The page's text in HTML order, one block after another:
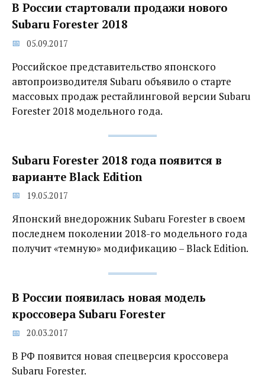
В России стартовали продажи нового
Subaru Forester 2018
05.09.2017
Российское представительство японского
автопроизводителя Subaru объявило о старте
массовых продаж рестайлинговой версии Subaru
Forester 2018 модельного года.
Subaru Forester 2018 года появится в
варианте Black Edition
19.05.2017
Японский внедорожник Subaru Forester в своем
последнем поколении 2018-го модельного года
получит «темную» модификацию – Black Edition.
В России появилась новая модель
кроссовера Subaru Forester
20.03.2017
В РФ появится новая спецверсия кроссовера
Subaru Forester.